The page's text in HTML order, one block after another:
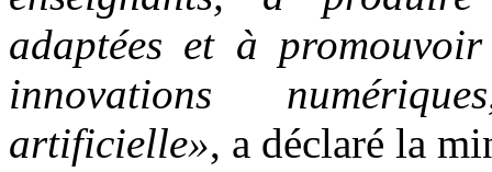
adaptées et à
innovations
artificielle», a déclaré la